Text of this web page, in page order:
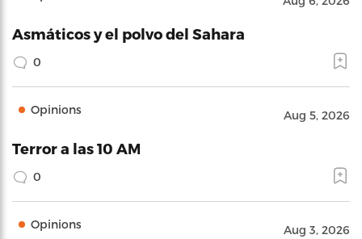
Asmáticos y el polvo del Sahara
0
Opinions Aug 5, 2026
Terror a las 10 AM
0
Opinions Aug 3, 2026